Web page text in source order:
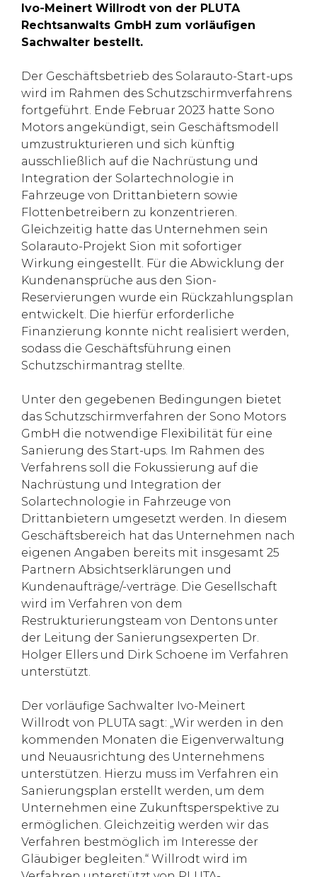
Ivo-Meinert Willrodt von der PLUTA
Rechtsanwalts GmbH zum vorläufigen
Sachwalter bestellt.
Der Geschäftsbetrieb des Solarauto-Start-ups
wird im Rahmen des Schutzschirmverfahrens
fortgeführt. Ende Februar 2023 hatte Sono
Motors angekündigt, sein Geschäftsmodell
umzustrukturieren und sich künftig
ausschließlich auf die Nachrüstung und
Integration der Solartechnologie in
Fahrzeuge von Drittanbietern sowie
Flottenbetreibern zu konzentrieren.
Gleichzeitig hatte das Unternehmen sein
Solarauto-Projekt Sion mit sofortiger
Wirkung eingestellt. Für die Abwicklung der
Kundenansprüche aus den Sion-
Reservierungen wurde ein Rückzahlungsplan
entwickelt. Die hierfür erforderliche
Finanzierung konnte nicht realisiert werden,
sodass die Geschäftsführung einen
Schutzschirmantrag stellte.
Unter den gegebenen Bedingungen bietet
das Schutzschirmverfahren der Sono Motors
GmbH die notwendige Flexibilität für eine
Sanierung des Start-ups. Im Rahmen des
Verfahrens soll die Fokussierung auf die
Nachrüstung und Integration der
Solartechnologie in Fahrzeuge von
Drittanbietern umgesetzt werden. In diesem
Geschäftsbereich hat das Unternehmen nach
eigenen Angaben bereits mit insgesamt 25
Partnern Absichtserklärungen und
Kundenaufträge/-verträge. Die Gesellschaft
wird im Verfahren von dem
Restrukturierungsteam von Dentons unter
der Leitung der Sanierungsexperten Dr.
Holger Ellers und Dirk Schoene im Verfahren
unterstützt.
Der vorläufige Sachwalter Ivo-Meinert
Willrodt von PLUTA sagt: „Wir werden in den
kommenden Monaten die Eigenverwaltung
und Neuausrichtung des Unternehmens
unterstützen. Hierzu muss im Verfahren ein
Sanierungsplan erstellt werden, um dem
Unternehmen eine Zukunftsperspektive zu
ermöglichen. Gleichzeitig werden wir das
Verfahren bestmöglich im Interesse der
Gläubiger begleiten.“ Willrodt wird im